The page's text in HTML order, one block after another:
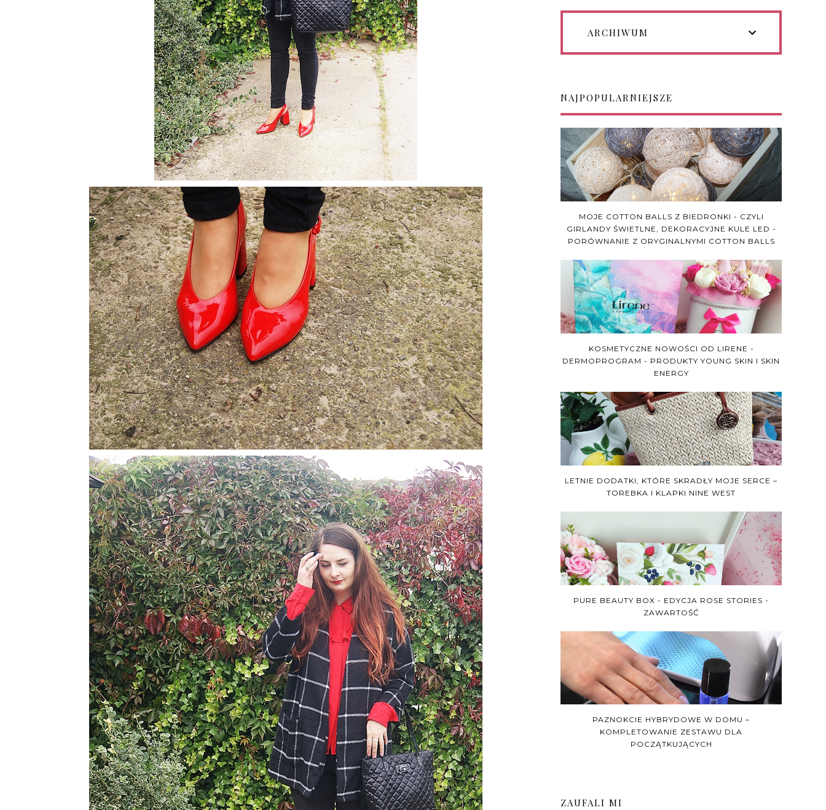
ARCHIWUM
NAJPOPULARNIEJSZE
MOJE COTTON BALLS Z BIEDRONKI - CZYLI
GIRLANDY ŚWIETLNE, DEKORACYJNE KULE LED -
PORÓWNANIE Z ORYGINALNYMI COTTON BALLS
KOSMETYCZNE NOWOŚCI OD LIRENE -
DERMOPROGRAM - PRODUKTY YOUNG SKIN I SKIN
ENERGY
LETNIE DODATKI, KTÓRE SKRADŁY MOJE SERCE –
TOREBKA I KLAPKI NINE WEST
PURE BEAUTY BOX - EDYCJA ROSE STORIES -
ZAWARTOŚĆ
PAZNOKCIE HYBRYDOWE W DOMU –
KOMPLETOWANIE ZESTAWU DLA
POCZĄTKUJĄCYCH
ZAUFALI MI